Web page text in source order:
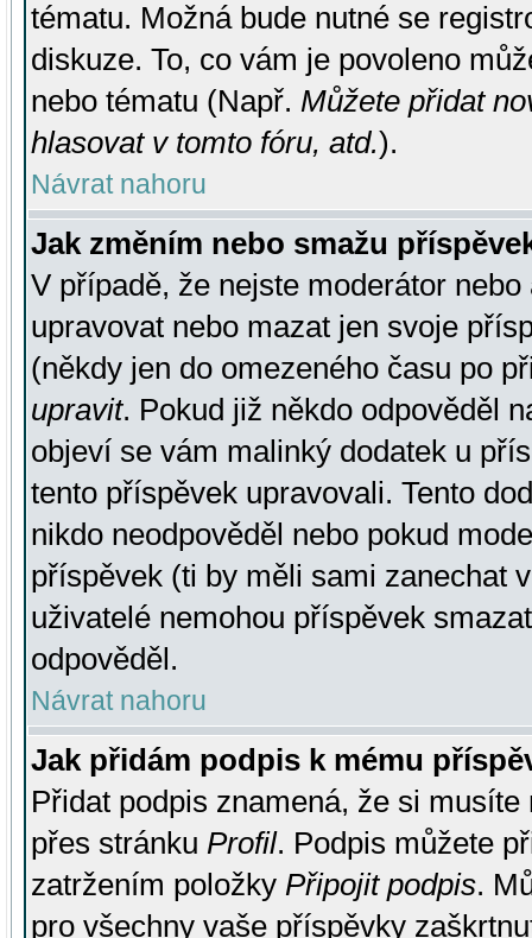
tématu. Možná bude nutné se
diskuze. To, co vám je povoleno
nebo tématu (Např. Můžete přidat
hlasovat v tomto fóru, atd.).
Návrat nahoru
Jak změním nebo smažu
V případě, že nejste moderátor
upravovat nebo mazat jen svoje
(někdy jen do omezeného času po
upravit. Pokud již někdo odpověděl
objeví se vám malinký dodatek u
tento příspěvek upravovali. Tento
nikdo neodpověděl nebo pokud
příspěvek (ti by měli sami zanechat
uživatelé nemohou příspěvek
odpověděl.
Návrat nahoru
Jak přidám podpis k mému
Přidat podpis znamená, že si
přes stránku Profil. Podpis můžete
zatržením položky Připojit podpis.
pro všechny vaše příspěvky